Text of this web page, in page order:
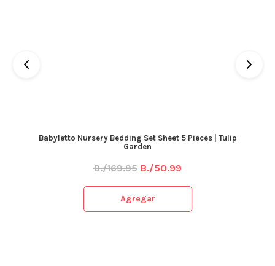
Babyletto Nursery Bedding Set Sheet 5 Pieces | Tulip
Garden
B./169.95 B./50.99
Agregar